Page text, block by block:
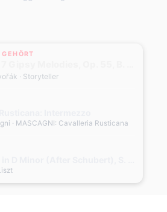
· Storyteller
· MASCAGNI: Cavalleria Rusticana